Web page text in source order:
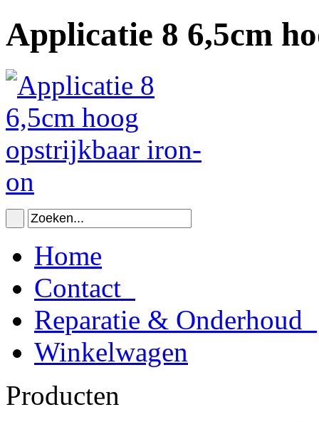
Applicatie 8 6,5cm
Home
Contact
Reparatie & Onderhoud
Winkelwagen
Producten